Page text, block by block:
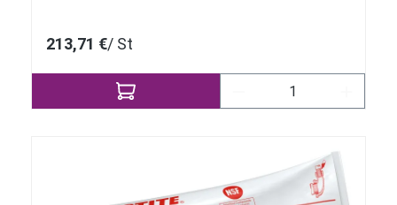
213,71 €/ St
Produkt Anzahl: